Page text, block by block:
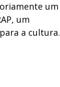
um
um
a cultura.